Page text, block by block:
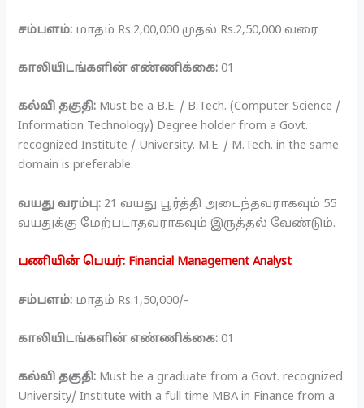
சம்பளம்: மாதம் Rs.2,00,000 முதல் Rs.2,50,000 வரை
காலியிடங்களின் எண்ணிக்கை: 01
கல்வி தகுதி: Must be a B.E. / B.Tech. (Computer Science /
Information Technology) Degree holder from a Govt.
recognized Institute / University. M.E. / M.Tech. in the same
domain is preferable.
வயது வரம்பு: 21 வயது பூர்த்தி அடைந்தவராகவும் 55
வயதுக்கு மேற்படாதவராகவும் இருத்தல் வேண்டும்.
பணியின் பெயர்: Financial Management Analyst
சம்பளம்: மாதம் Rs.1,50,000/-
காலியிடங்களின் எண்ணிக்கை: 01
கல்வி தகுதி: Must be a graduate from a Govt. recognized
University/ Institute with a full time MBA in Finance from a